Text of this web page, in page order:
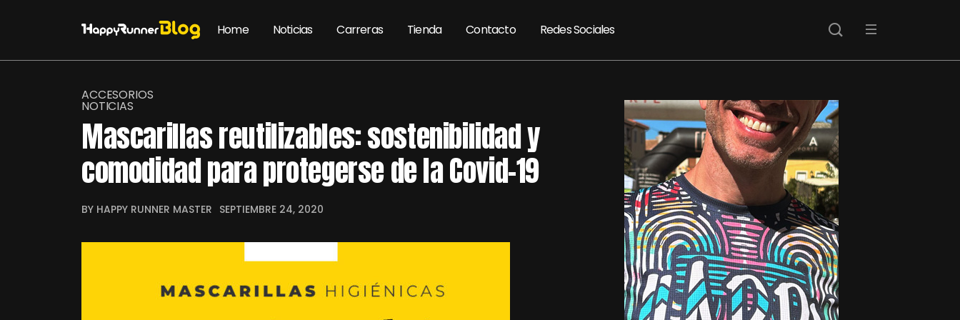
Home Noticias Carreras Tienda Contacto Redes Sociales
ACCESORIOS
NOTICIAS
Mascarillas reutilizables: sostenibilidad y
comodidad para protegerse de la Covid-19
BY HAPPY RUNNER MASTER SEPTIEMBRE 24, 2020